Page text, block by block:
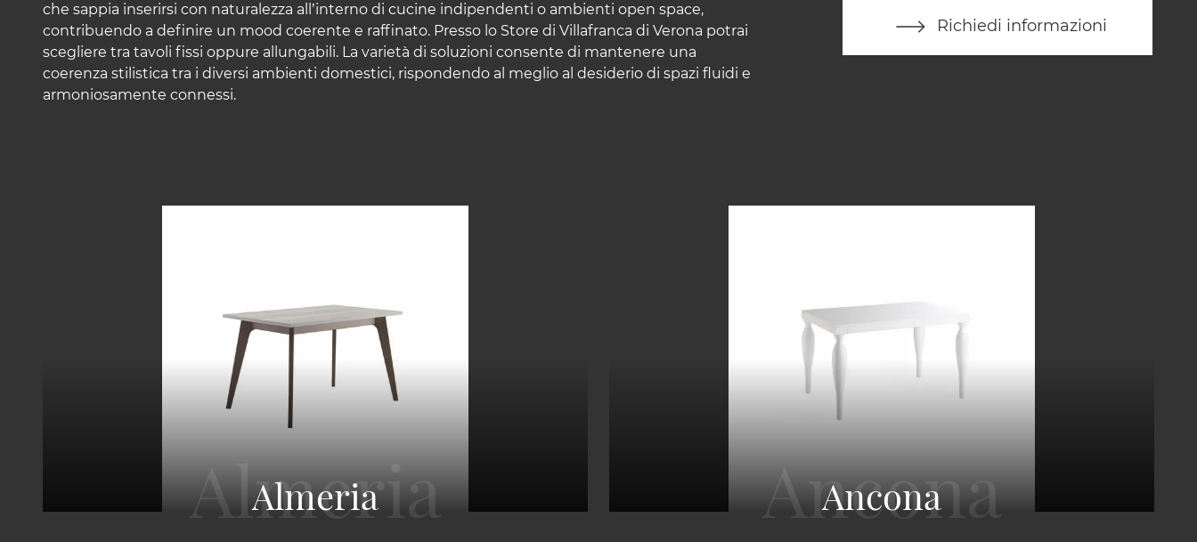
Almeria Ancona
che sappia inserirsi con naturalezza all’interno di cucine indipendenti o ambienti open space,
contribuendo a definire un mood coerente e raffinato. Presso lo Store di Villafranca di Verona potrai
scegliere tra tavoli fissi oppure allungabili. La varietà di soluzioni consente di mantenere una
coerenza stilistica tra i diversi ambienti domestici, rispondendo al meglio al desiderio di spazi fluidi e
armoniosamente connessi.
Richiedi informazioni